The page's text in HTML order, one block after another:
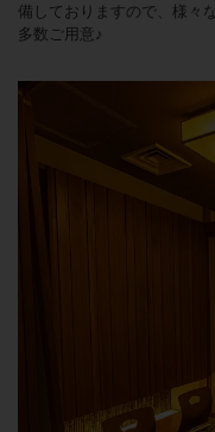
備しておりますので、様々
多数ご用意♪